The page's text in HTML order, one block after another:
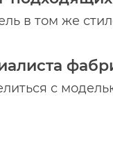
в том же
с